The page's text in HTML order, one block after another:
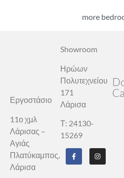
more
Εργοστάσιο
11ο χμλ
Λάρισας –
Αγιάς
Πλατύκαμπος,
Λάρισα
Showroom
Ηρώων
Πολυτεχνείου
171
Λάρισα
Τ: 24130-
15269